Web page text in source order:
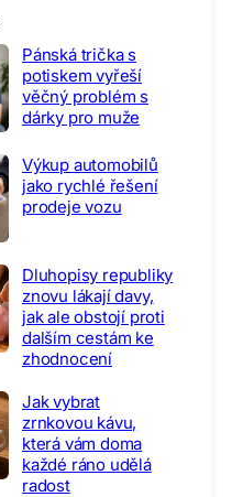
Pánská trička s
potiskem vyřeší
věčný problém s
dárky pro muže
Výkup automobilů
jako rychlé řešení
prodeje vozu
Dluhopisy republiky
znovu lákají davy,
jak ale obstojí proti
dalším cestám ke
zhodnocení
Jak vybrat
zrnkovou kávu,
která vám doma
každé ráno udělá
radost